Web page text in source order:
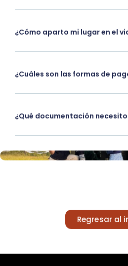
¿Cómo aparto mi lugar en el
¿Cuáles son las formas de
¿Qué documentación
Regresar al